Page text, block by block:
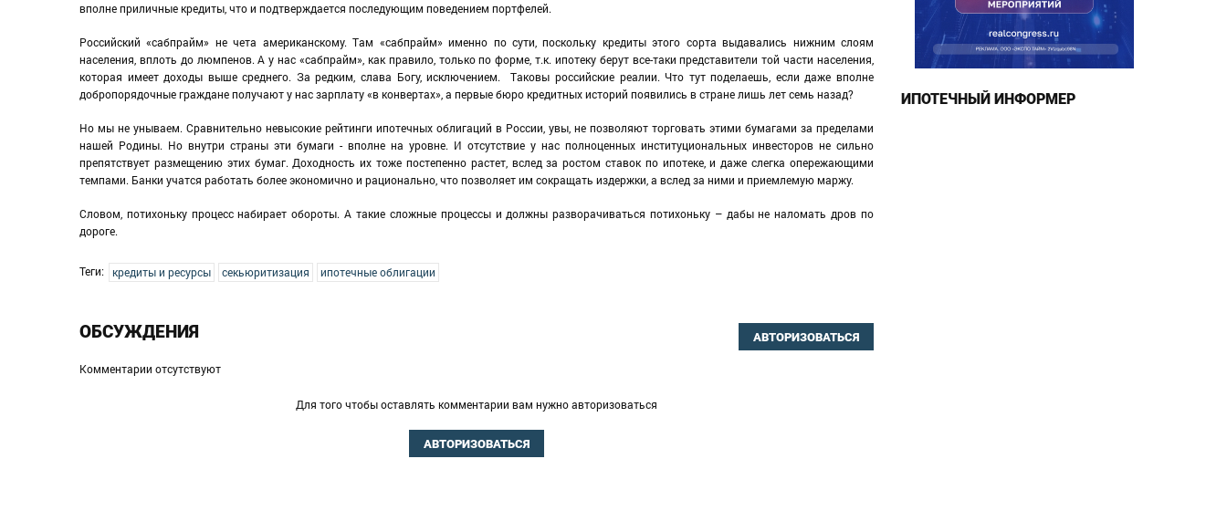
вполне приличные кредиты, что и подтверждается последующим поведением портфелей.
Российский «сабпрайм» не чета американскому. Там «сабпрайм» именно по сути, поскольку кредиты этого сорта выдавались нижним слоям
населения, вплоть до люмпенов. А у нас «сабпрайм», как правило, только по форме, т.к. ипотеку берут все-таки представители той части населения,
которая имеет доходы выше среднего. За редким, слава Богу, исключением. Таковы российские реалии. Что тут поделаешь, если даже вполне
добропорядочные граждане получают у нас зарплату «в конвертах», а первые бюро кредитных историй появились в стране лишь лет семь назад?
Но мы не унываем. Сравнительно невысокие рейтинги ипотечных облигаций в России, увы, не позволяют торговать этими бумагами за пределами
нашей Родины. Но внутри страны эти бумаги - вполне на уровне. И отсутствие у нас полноценных институциональных инвесторов не сильно
препятствует размещению этих бумаг. Доходность их тоже постепенно растет, вслед за ростом ставок по ипотеке, и даже слегка опережающими
темпами. Банки учатся работать более экономично и рационально, что позволяет им сокращать издержки, а вслед за ними и приемлемую маржу.
Словом, потихоньку процесс набирает обороты. А такие сложные процессы и должны разворачиваться потихоньку – дабы не наломать дров по
дороге.
Теги: кредиты и ресурсы секьюритизация ипотечные облигации
ОБСУЖДЕНИЯ АВТОРИЗОВАТЬСЯ
Комментарии отсутствуют
Для того чтобы оставлять комментарии вам нужно авторизоваться
АВТОРИЗОВАТЬСЯ
ИПОТЕЧНЫЙ ИНФОРМЕР